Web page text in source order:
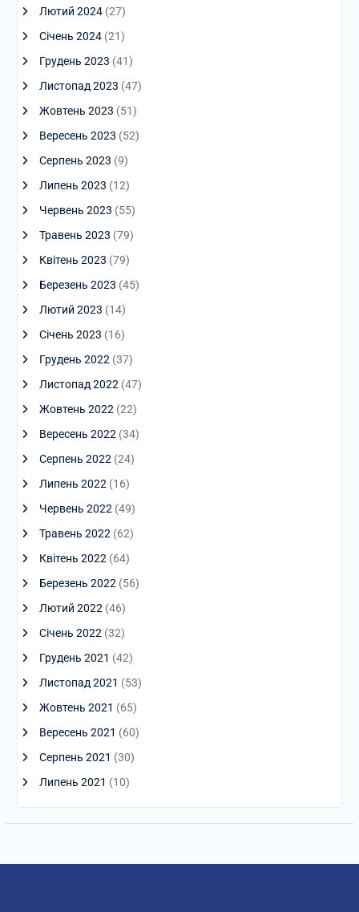
Лютий 2024(27)
Січень 2024(21)
Грудень 2023 (41)
Листопад 2023 (47)
Жовтень 2023 (51)
Вересень 2023 (52)
Серпень 2023 (9)
Липень 2023 (12)
Червень 2023 (55)
Травень 2023 (79)
Квітень 2023 (79)
Березень 2023 (45)
Лютий 2023 (14)
Січень 2023 (16)
Грудень 2022 (37)
Листопад 2022 (47)
Жовтень 2022 (22)
Вересень 2022 (34)
Серпень 2022 (24)
Липень 2022 (16)
Червень 2022 (49)
Травень 2022 (62)
Квітень 2022 (64)
Березень 2022 (56)
Лютий 2022 (46)
Січень 2022 (32)
Грудень 2021 (42)
Листопад 2021 (53)
Жовтень 2021 (65)
Вересень 2021 (60)
Серпень 2021 (30)
Липень 2021 (10)